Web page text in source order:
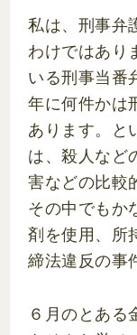
私は、刑事弁
わけではあり
いる刑事当番
年に何件かは
あります。と
は、殺人など
害などの比較
その中でもか
剤を使用、所
締法違反の事
６月のとある